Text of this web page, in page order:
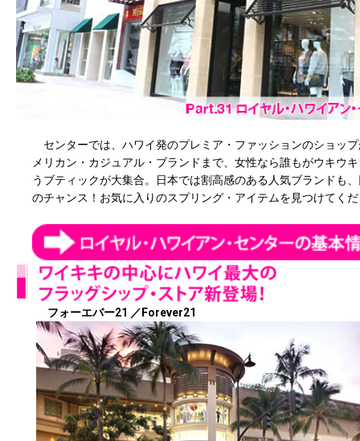
センターでは、ハワイ発のプレミア・ファッションのショッ
メリカン・カジュアル・ブランドまで、女性なら誰もがウキウ
うブティックが大集合。日本では割高感のある人気ブランドも
のチャンス！お気に入りのスプリング・アイテムを見つけてく
フォーエバー21 ／Forever21